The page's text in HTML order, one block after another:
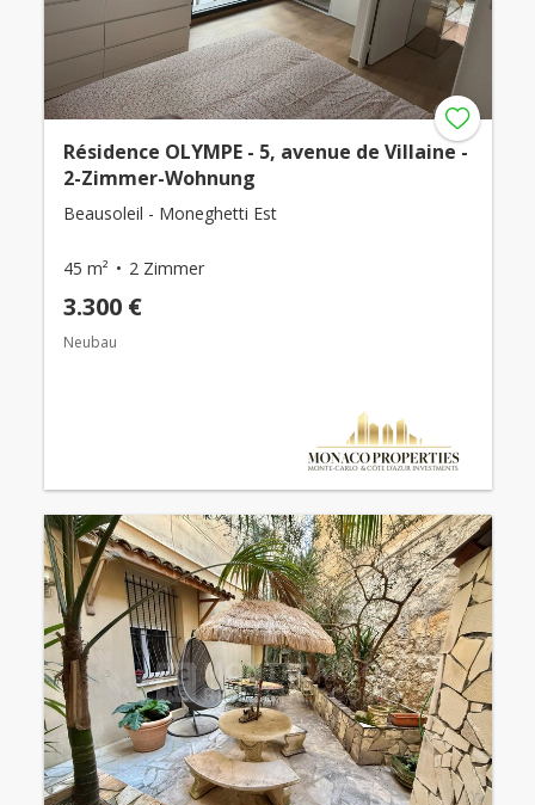
Résidence OLYMPE - 5, avenue de Villaine -
2-Zimmer-Wohnung
Beausoleil - Moneghetti Est
45 m² 2 Zimmer
3.300 €
Neubau